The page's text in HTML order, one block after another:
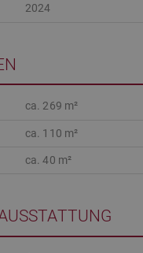
2024
ca. 269 m²
ca. 110 m²
ca. 40 m²